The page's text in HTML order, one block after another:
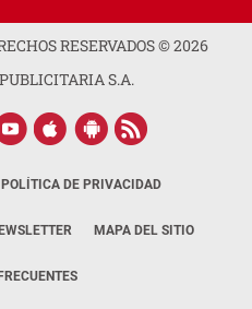
RESERVADOS ©2026
S.A.
POLÍTICA DE PRIVACIDAD
MAPA DEL SITIO